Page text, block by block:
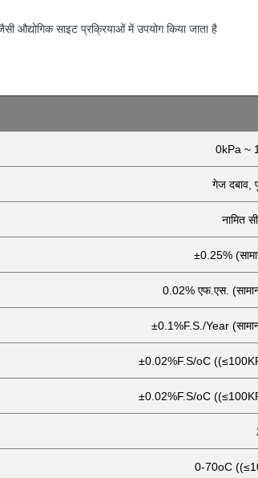
औद्योगिक साइट प्रक्रियाओं में उपयोग किया जाता है
0kPa ~
गेज दबाव,
नामित
±0.25%
0.02% एफ.एस.
±0.1%F.S./Year
±0.02%F.S/oC
±0.02%F.S/oC
0-70oC